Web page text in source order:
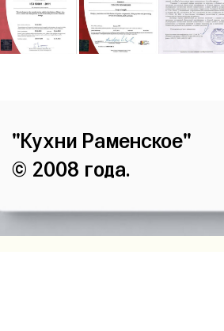
"Кухни Раменское"
© 2008 года.